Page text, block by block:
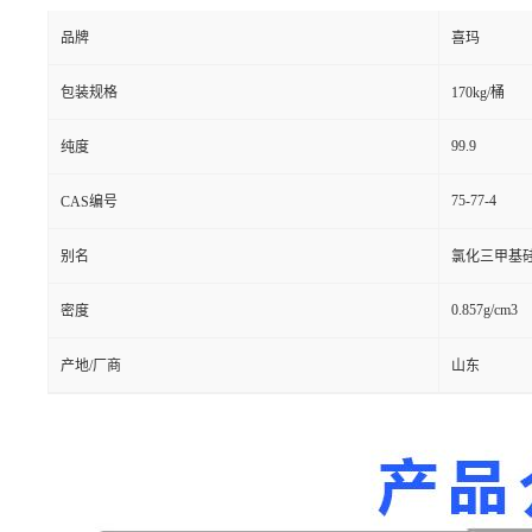
品牌 喜玛
包装规格 170kg/桶
纯度 99.9
CAS编号 75-77-4
别名 氯化三甲基
密度 0.857g/cm3
产地/厂商 山东